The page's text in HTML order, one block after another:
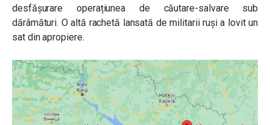
desfășurare operațiunea de căutare-salvare sub
dărâmături. O altă rachetă lansată de militarii ruși a lovit un
sat din apropiere.